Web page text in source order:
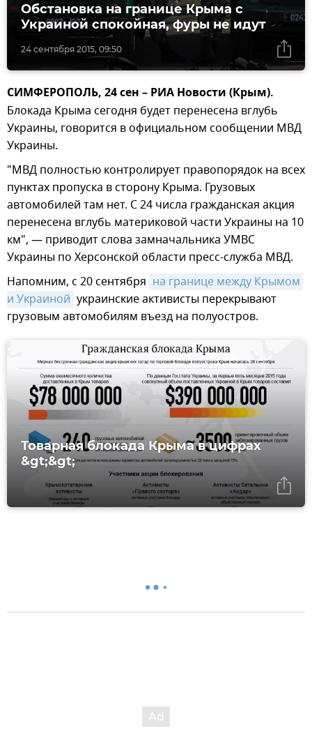
24 сентября 2015, 09:50
Обстановка на границе Крыма с
Украиной спокойная, фуры не идут
СИМФЕРОПОЛЬ, 24 сен – РИА Новости (Крым).
Блокада Крыма сегодня будет перенесена вглубь
Украины, говорится в официальном сообщении МВД
Украины.
"МВД полностью контролирует правопорядок на всех
пунктах пропуска в сторону Крыма. Грузовых
автомобилей там нет. С 24 числа гражданская акция
перенесена вглубь материковой части Украины на 10
км", — приводит слова замначальника УМВС
Украины по Херсонской области пресс-служба МВД.
Напомним, с 20 сентября на границе между Крымом
и Украиной украинские активисты перекрывают
грузовым автомобилям въезд на полуостров.
Товарная блокада Крыма в цифрах
&gt;&gt;